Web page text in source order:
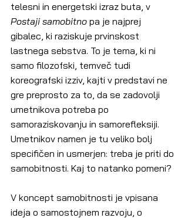
telesni in energetski izraz buta, v
Postaji samobitno pa je najprej
gibalec, ki raziskuje prvinskost
lastnega sebstva. To je tema, ki ni
samo filozofski, temveč tudi
koreografski izziv, kajti v predstavi ne
gre preprosto za to, da se zadovolji
umetnikova potreba po
samoraziskovanju in samorefleksiji.
Umetnikov namen je tu veliko bolj
specifičen in usmerjen: treba je priti do
samobitnosti. Kaj to natanko pomeni?
V koncept samobitnosti je vpisana
ideja o samostojnem razvoju, o